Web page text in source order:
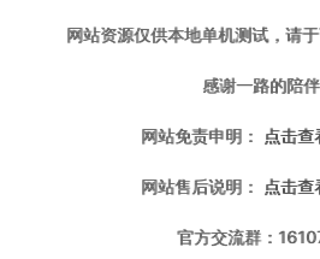
网站资源仅供本地单机测试，请
感谢一路的陪伴
网站免责申明： 点击查
网站售后说明： 点击查
官方交流群：